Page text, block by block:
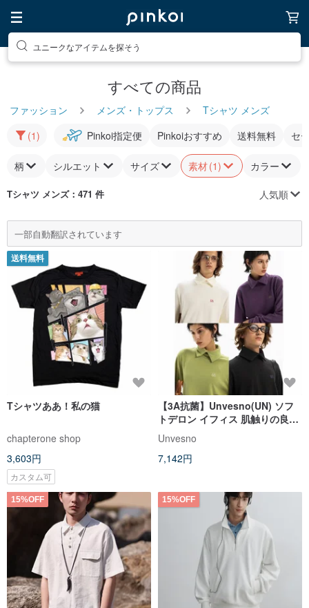
ユニークなアイテムを探そう
すべての商品
ファッション メンズ・トップス
Tシャツ メンズ
(1)
Pinkoi指定便 Pinkoiおすすめ 送料無料 セ
柄 シルエット サイズ 素材(1) カラー
Tシャツ メンズ：471 件 人気順
一部自動翻訳されています
送料無料
Tシャツああ！私の猫
chapterone shop
3,603円
カスタム可
【3A抗菌】Unvesno(UN) ソフ
トデロン イフィス 肌触りの良い
タートルネックインナー 男女兼
用
Unvesno
7,142円
15%OFF 15%OFF